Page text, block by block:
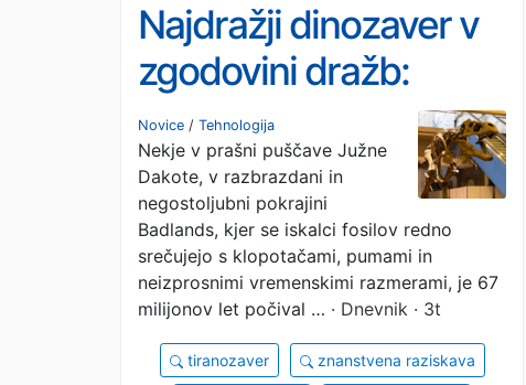
Najdražji dinozaver v
zgodovini dražb:
muzeji se ne morejo
več kosati z bogataši
Novice / Tehnologija
Nekje v prašni puščave Južne
Dakote, v razbrazdani in
negostoljubni pokrajini
Badlands, kjer se iskalci fosilov redno
srečujejo s klopotačami, pumami in
neizprosnimi vremenskimi razmerami, je 67
milijonov let počival … · Dnevnik · 3t
tiranozaver znanstvena raziskava